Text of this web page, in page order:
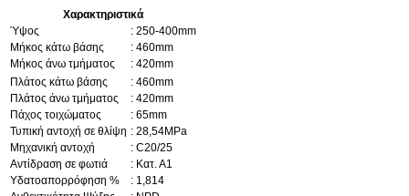
Χαρακτηριστικά
Ύψος
: 250-400mm
Μήκος κάτω βάσης
: 460mm
Μήκος άνω τμήματος
: 420mm
Πλάτος κάτω βάσης
: 460mm
Πλάτος άνω τμήματος
: 420mm
Πάχος τοιχώματος
: 65mm
Τυπική αντοχή σε θλίψη : 28,54MPa
Μηχανική αντοχή
: C20/25
Αντίδραση σε φωτιά
: Κατ. Α1
Υδατοαπορρόφηση %
: 1,814